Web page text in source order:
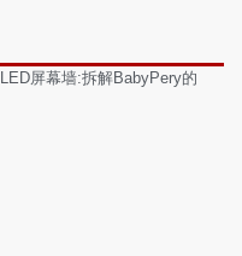
屏幕墙:拆解BabyPery的